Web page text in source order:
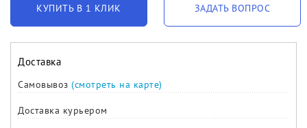
КУПИТЬ В 1 КЛИК ЗАДАТЬ ВОПРОС
Доставка
Самовывоз (смотреть на карте)
Доставка курьером